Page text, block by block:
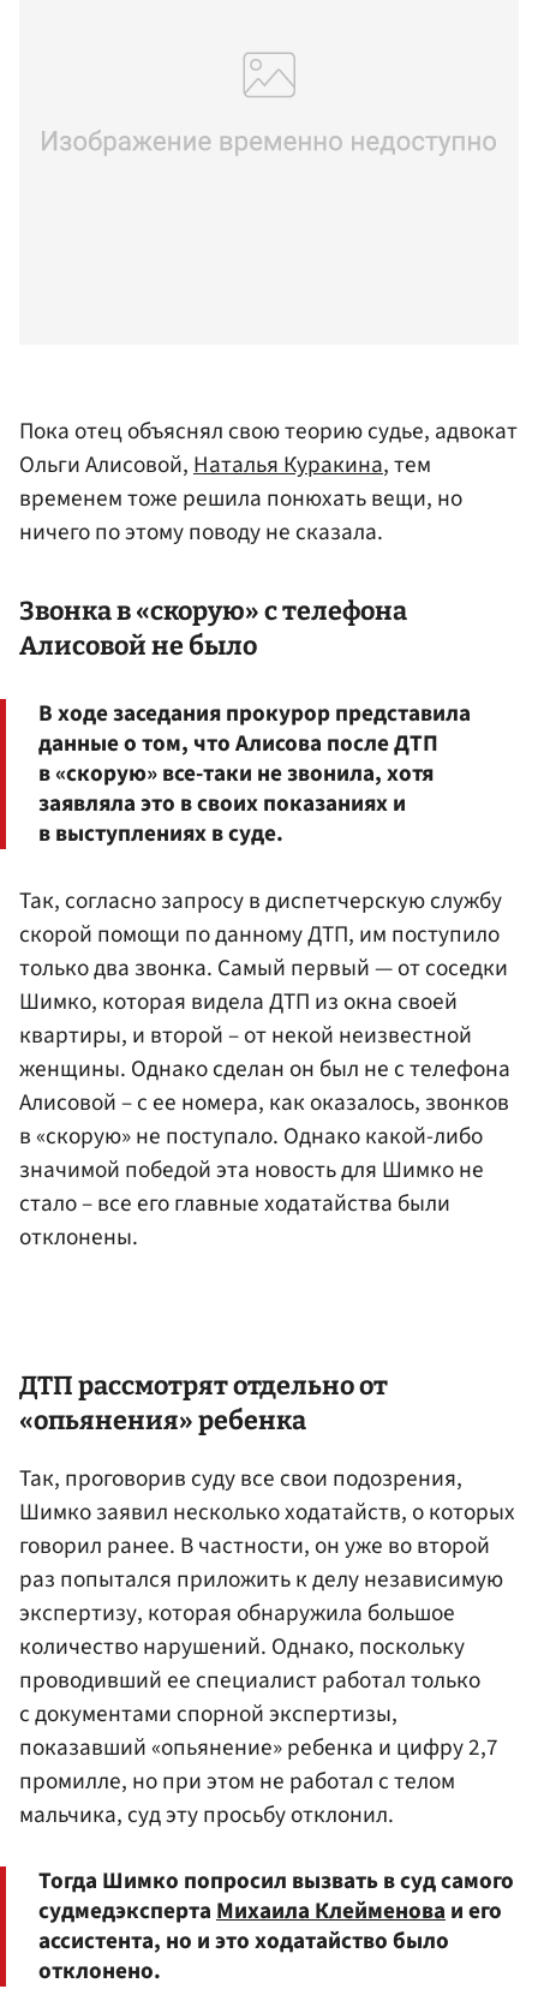
Пока отец объяснял свою теорию судье, адвокат
Ольги Алисовой,Наталья Куракина, тем
временем тоже решила понюхать вещи, но
ничего по этому поводу не сказала.
Звонка в «скорую» с телефона
Алисовой не было
В ходе заседания прокурор представила
данные о том, что Алисова после ДТП
в «скорую» все-таки не звонила, хотя
заявляла это в своих показаниях и
в выступлениях в суде.
Так, согласно запросу в диспетчерскую службу
скорой помощи по данному ДТП, им поступило
только два звонка. Самый первый — от соседки
Шимко, которая видела ДТП из окна своей
квартиры, и второй – от некой неизвестной
женщины. Однако сделан он был не с телефона
Алисовой – с ее номера, как оказалось, звонков
в «скорую» не поступало. Однако какой-либо
значимой победой эта новость для Шимко не
стало – все его главные ходатайства были
отклонены.
ДТП рассмотрят отдельно от
«опьянения» ребенка
Так, проговорив суду все свои подозрения,
Шимко заявил несколько ходатайств, о которых
говорил ранее. В частности, он уже во второй
раз попытался приложить к делу независимую
экспертизу, которая обнаружила большое
количество нарушений. Однако, поскольку
проводивший ее специалист работал только
с документами спорной экспертизы,
показавший «опьянение» ребенка и цифру 2,7
промилле, но при этом не работал с телом
мальчика, суд эту просьбу отклонил.
Тогда Шимко попросил вызвать в суд самого
судмедэкспертаМихаила Клейменоваи его
ассистента, но и это ходатайство было
отклонено.